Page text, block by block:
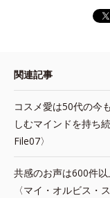
関連記事
コスメ愛は50代の今
しむマインドを持ち
File07〉
共感のお声は600件
〈マイ・オルビス・